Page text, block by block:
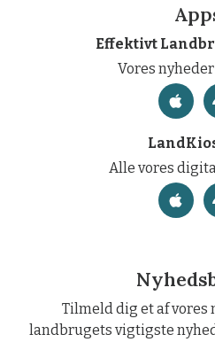
Effektivt
Vores
Alle vores
Tilmeld dig et af vores
landbrugets vigtigste